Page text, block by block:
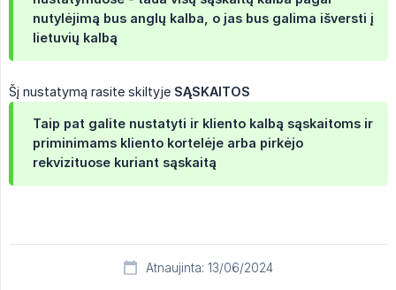
nutylėjimą bus anglų kalba, o jas bus galima išversti į
lietuvių kalbą
Šį nustatymą rasite skiltyje SĄSKAITOS
Taip pat galite nustatyti ir kliento kalbą sąskaitoms ir
priminimams kliento kortelėje arba pirkėjo
rekvizituose kuriant sąskaitą
Atnaujinta: 13/06/2024